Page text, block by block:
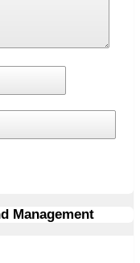
Management